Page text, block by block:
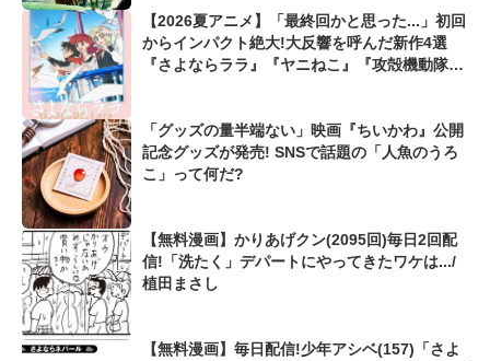
【2026夏アニメ】「最終回かと思った...」初回
からインパクト絶大!大反響を呼んだ新作4選
『さよならララ』『ヤニねこ』『攻殻機動隊』
「グッズの量半端ない」映画『ちいかわ』公開
記念グッズが発売! SNSで話題の「人魚のうろ
こ」って何だ?
【無料漫画】かりあげクン(2095回)毎日2回配
信!「洗たく」デパートにやってきたワケは.../
植田まさし
【無料漫画】毎日配信!少年アシベ(157)「さよ